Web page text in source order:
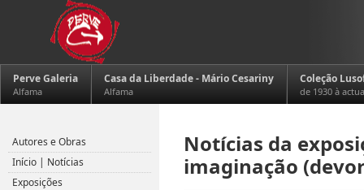
Perve Galeria
Alfama
Casa da Liberdade - Mário Cesariny
Alfama
Coleção
de 1930 à
Notícias da
imaginação
Autores e Obras
Início | Notícias
Exposições